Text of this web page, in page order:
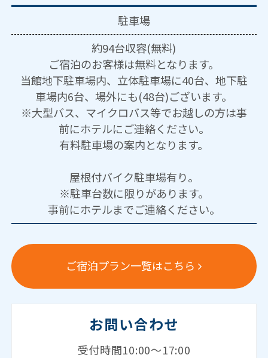
駐車場
約94台収容(無料)
ご宿泊のお客様は無料となります。
当館地下駐車場内、立体駐車場に40台、地下駐
車場内6台、場外にも(48台)ございます。
※大型バス、マイクロバス等でお越しの方は事
前にホテルにご連絡ください。
有料駐車場の案内となります。
屋根付バイク駐車場有り。
※駐車台数に限りがあります。
事前にホテルまでご連絡ください。
ご宿泊プラン一覧はこちら
お問い合わせ
受付時間10:00～17:00